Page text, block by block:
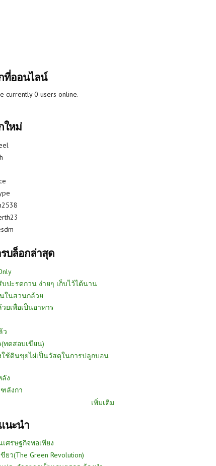
ที่ออนไลน์
currently 0 users online.
ใหม่
บล็อกล่าสุด
ปะรดกวน ง่ายๆ เก็บไว้ได้นาน
ในสวนกล้วย
ยเพื่อเป็นอาหาร
ว
ทดสอบเขียน)
ช้ดินขุยไผ่เป็นวัสดุในการปลูกบอน
ง
ลังกา
เพิ่มเติม
นะนำ
ศรษฐกิจพอเพียง
ยว(The Green Revolution)